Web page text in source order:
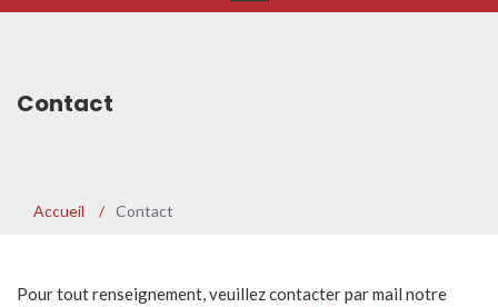
Contact
Accueil / Contact
Pour tout renseignement, veuillez contacter par mail notre